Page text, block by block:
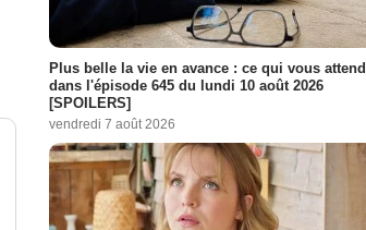
Plus belle la vie en avance : ce qui vous attend
dans l'épisode 645 du lundi 10 août 2026
[SPOILERS]
vendredi 7 août 2026